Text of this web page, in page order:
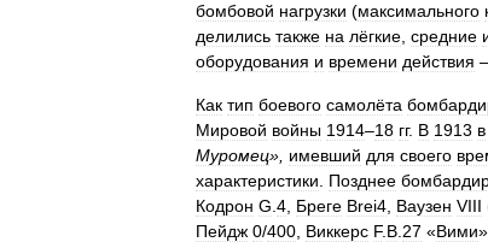
бомбовой нагрузки (максимального
делились также на лёгкие средние
оборудования и времени действия
Как тип боевого самолёта
Мировой войны 1914–18 гг. В 1913 в
Муромец», имевший для своего
характеристики
Позднее
Кодрон G 4 Бреге Brei4 Ваузен VIII
Пейдж 0/400 Виккерс F. B 27 «Вими